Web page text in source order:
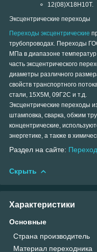
12(08)Х18Н10Т.
Эксцентрические переходы
Переходы эксцентрические
трубопроводах. Переходы
МПа в диапазоне
часть эксцентрического
диаметры различного
свойств транспортного
стали, 15Х5М, 09Г2С и т.д.
Эксцентрические переходы
штамповка, сварка, обжим
концентрические,
энергетике, а также в
Раздел на сайте:
Скрыть
Характеристики
Основные
Страна производитель
Материал переходника